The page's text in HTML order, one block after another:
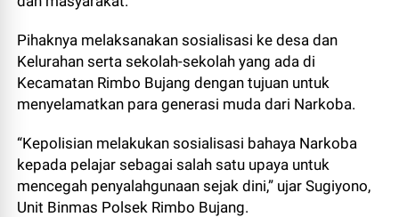
Pihaknya melaksanakan sosialisasi ke desa dan
Kelurahan serta sekolah-sekolah yang ada di
Kecamatan Rimbo Bujang dengan tujuan untuk
menyelamatkan para generasi muda dari Narkoba.
“Kepolisian melakukan sosialisasi bahaya Narkoba
kepada pelajar sebagai salah satu upaya untuk
mencegah penyalahgunaan sejak dini,” ujar Sugiyono,
Unit Binmas Polsek Rimbo Bujang.